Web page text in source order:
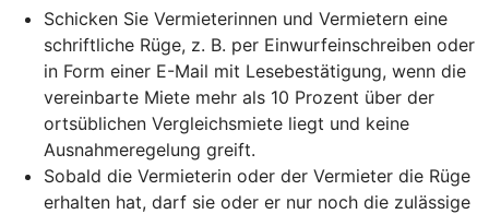
Schicken Sie Vermieterinnen und Vermietern eine
schriftliche Rüge, z. B. per Einwurfeinschreiben oder
in Form einer E-Mail mit Lesebestätigung, wenn die
vereinbarte Miete mehr als 10 Prozent über der
ortsüblichen Vergleichsmiete liegt und keine
Ausnahmeregelung greift.
Sobald die Vermieterin oder der Vermieter die Rüge
erhalten hat, darf sie oder er nur noch die zulässige